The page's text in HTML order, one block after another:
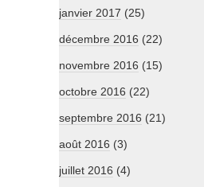
janvier 2017 (25)
décembre 2016 (22)
novembre 2016 (15)
octobre 2016 (22)
septembre 2016 (21)
août 2016 (3)
juillet 2016 (4)